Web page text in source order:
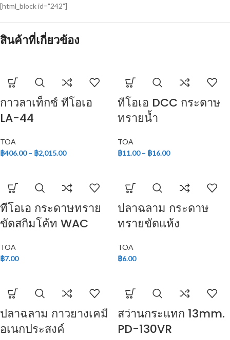
[html_block id="242"]
สินค้าที่เกี่ยวข้อง
กาวลาเท็กซ์ ทีโอเอ
LA-44
TOA
฿406.00 – ฿2,015.00
ทีโอเอ DCC กระดาษ
ทรายน้ำ
TOA
฿11.00 – ฿16.00
ทีโอเอ กระดาษทราย
ขัดสกิมโค้ท WAC
TOA
฿7.00
ปลาฉลาม กระดาษ
ทรายขัดแห้ง
TOA
฿6.00
ปลาฉลาม กาวยางเคมี
อเนกประสงค์
สว่านกระแทก 13mm.
PD-130VR